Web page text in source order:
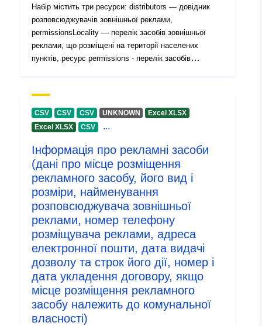
Набір містить три ресурси: distributors — довідник
розповсюджувачів зовнішньої реклами,
permissionsLocality — перелік засобів зовнішньої
реклами, що розміщені на території населених
пунктів, ресурс permissions - перелік засобів
CSV CSV CSV UNKNOWN
Excel XLSX
Excel XLSX
CSV ...
Інформація про рекламні засоби
(дані про місце розміщення
рекламного засобу, його вид і
розміри, найменування
розповсюджувача зовнішньої
реклами, номер телефону
розміщувача реклами, адреса
електронної пошти, дата видачі
дозволу та строк його дії, номер і
дата укладення договору, якщо
місце розміщення рекламного
засобу належить до комунальної
власності)